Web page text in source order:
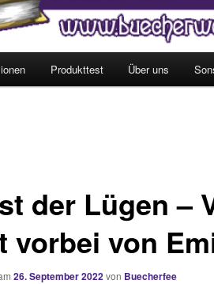
Produkttest Über uns
der Lügen –
vorbei von
26. September 2022von Buecherfee